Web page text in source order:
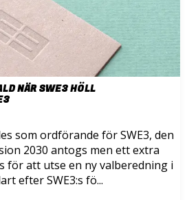
NÄR SWE3 HÖLL
som ordförande för SWE3, den
2030 antogs men ett extra
för att utse en ny valberedning i
efter SWE3:s fö...